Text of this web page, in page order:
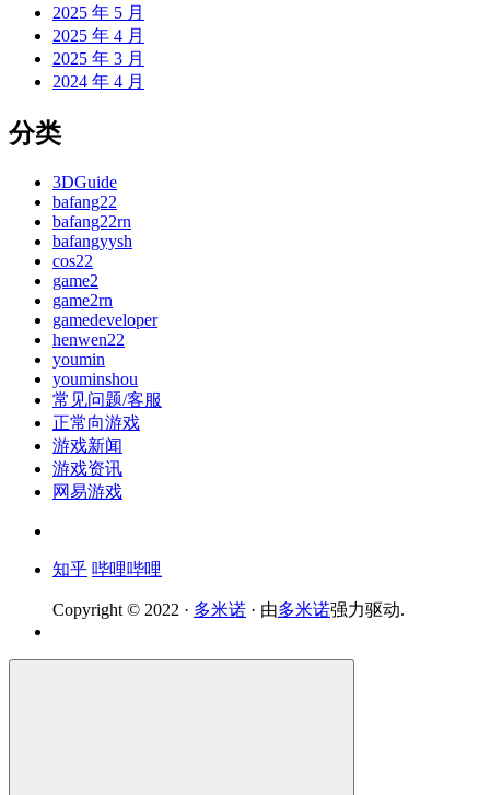
2025 年 5 月
2025 年 4 月
2025 年 3 月
2024 年 4 月
分类
3DGuide
bafang22
bafang22rn
bafangyysh
cos22
game2
game2rn
gamedeveloper
henwen22
youmin
youminshou
常见问题/客服
正常向游戏
游戏新闻
游戏资讯
网易游戏
知乎 哔哩哔哩
Copyright © 2022 · 多米诺 · 由多米诺强力驱动.